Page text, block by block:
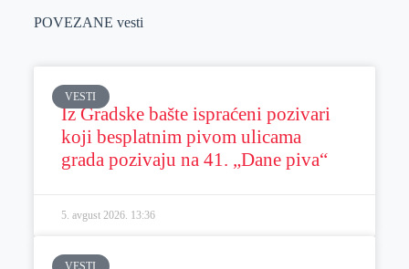
POVEZANE vesti
VESTI
Iz Gradske bašte ispraćeni pozivari
koji besplatnim pivom ulicama
grada pozivaju na 41. „Dane piva“
5. avgust 2026. 13:36
VESTI